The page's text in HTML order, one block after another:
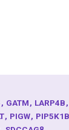
GATM LARP4B
PIGW